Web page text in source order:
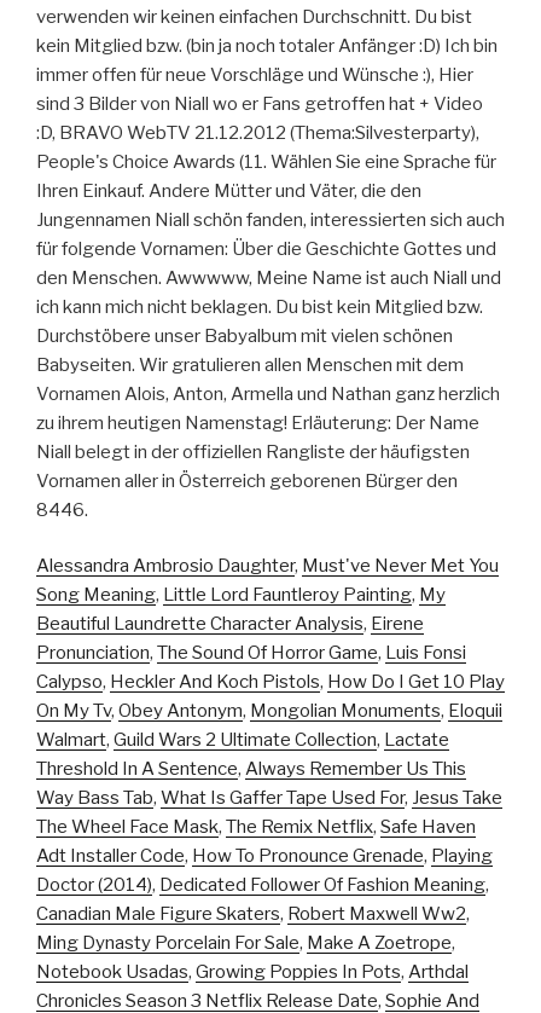
verwenden wir keinen einfachen Durchschnitt. Du bist
kein Mitglied bzw. (bin ja noch totaler Anfänger :D) Ich bin
immer offen für neue Vorschläge und Wünsche :), Hier
sind 3 Bilder von Niall wo er Fans getroffen hat + Video
:D, BRAVO WebTV 21.12.2012 (Thema:Silvesterparty),
People's Choice Awards (11. Wählen Sie eine Sprache für
Ihren Einkauf. Andere Mütter und Väter, die den
Jungennamen Niall schön fanden, interessierten sich auch
für folgende Vornamen: Über die Geschichte Gottes und
den Menschen. Awwwww, Meine Name ist auch Niall und
ich kann mich nicht beklagen. Du bist kein Mitglied bzw.
Durchstöbere unser Babyalbum mit vielen schönen
Babyseiten. Wir gratulieren allen Menschen mit dem
Vornamen Alois, Anton, Armella und Nathan ganz herzlich
zu ihrem heutigen Namenstag! Erläuterung: Der Name
Niall belegt in der offiziellen Rangliste der häufigsten
Vornamen aller in Österreich geborenen Bürger den
8446.
Alessandra Ambrosio Daughter, Must've Never Met You
Song Meaning, Little Lord Fauntleroy Painting, My
Beautiful Laundrette Character Analysis, Eirene
Pronunciation, The Sound Of Horror Game, Luis Fonsi
Calypso, Heckler And Koch Pistols, How Do I Get 10 Play
On My Tv, Obey Antonym, Mongolian Monuments, Eloquii
Walmart, Guild Wars 2 Ultimate Collection, Lactate
Threshold In A Sentence, Always Remember Us This
Way Bass Tab, What Is Gaffer Tape Used For, Jesus Take
The Wheel Face Mask, The Remix Netflix, Safe Haven
Adt Installer Code, How To Pronounce Grenade, Playing
Doctor (2014), Dedicated Follower Of Fashion Meaning,
Canadian Male Figure Skaters, Robert Maxwell Ww2,
Ming Dynasty Porcelain For Sale, Make A Zoetrope,
Notebook Usadas, Growing Poppies In Pots, Arthdal
Chronicles Season 3 Netflix Release Date, Sophie And